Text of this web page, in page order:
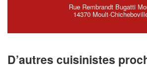
Rue Rembrandt Bugatti
14370 Moult-
D’autres cuisinistes